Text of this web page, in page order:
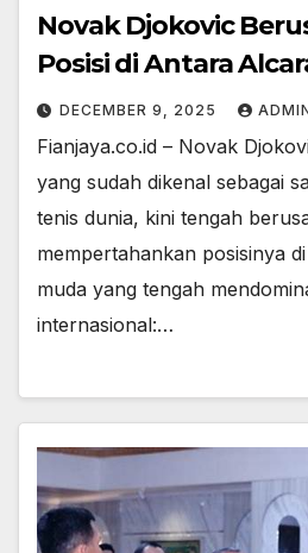
Novak Djokovic
Posisi di Antara
DECEMBER 9, 2025
Fianjaya.co.id – Novak
yang sudah dikenal sebagai
tenis dunia, kini tengah
mempertahankan posisinya
muda yang tengah
internasional:…